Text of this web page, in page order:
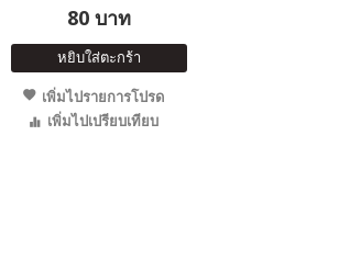
80 บาท
หยิบใส่ตะกร้า
เพิ่มไปรายการโปรด
เพิ่มไปเปรียบเทียบ